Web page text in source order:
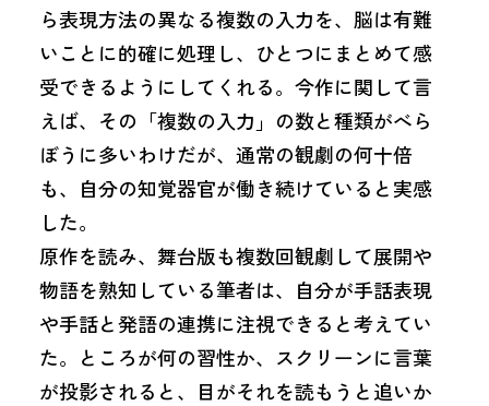
ら表現方法の異なる複数の入力を、脳は有難
いことに的確に処理し、ひとつにまとめて感
受できるようにしてくれる。今作に関して言
えば、その「複数の入力」の数と種類がべら
ぼうに多いわけだが、通常の観劇の何十倍
も、自分の知覚器官が働き続けていると実感
した。
原作を読み、舞台版も複数回観劇して展開や
物語を熟知している筆者は、自分が手話表現
や手話と発語の連携に注視できると考えてい
た。ところが何の習性か、スクリーンに言葉
が投影されると、目がそれを読もうと追いか